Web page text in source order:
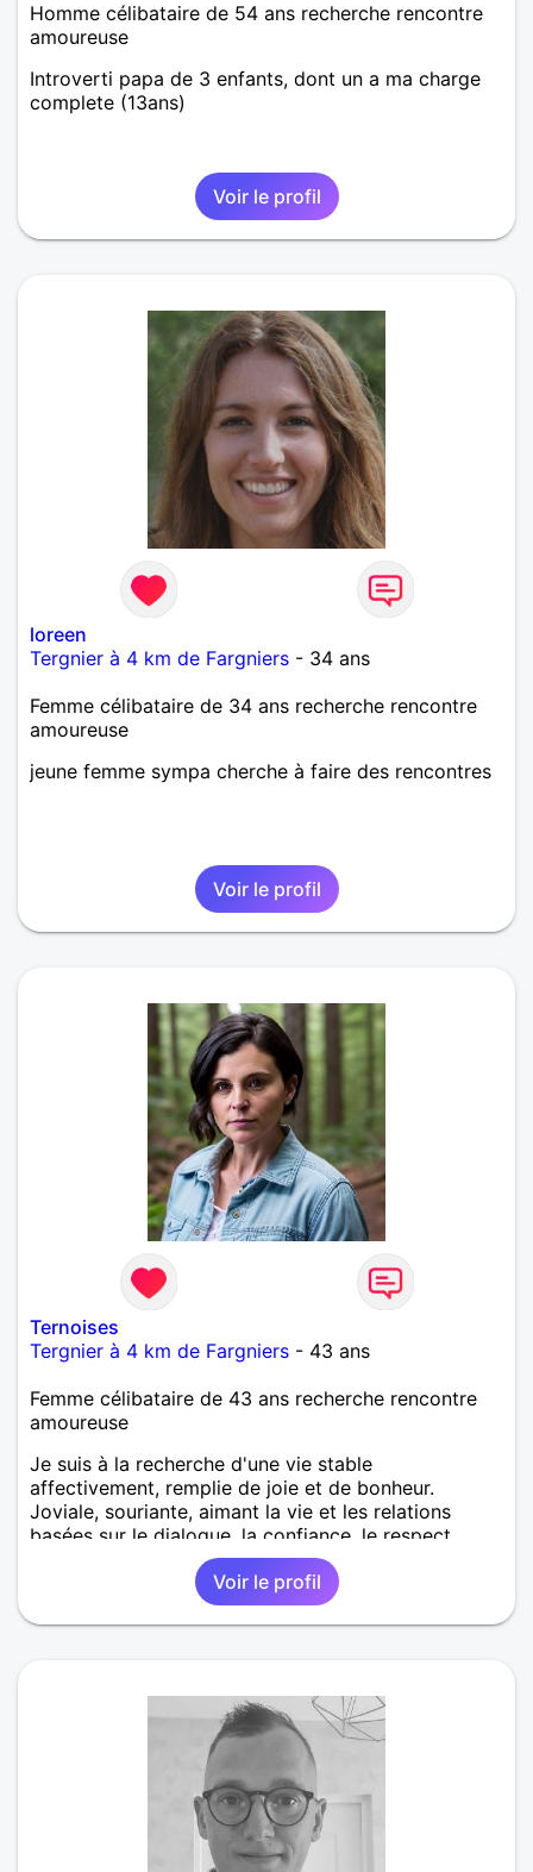
Homme célibataire de 54 ans recherche rencontre
amoureuse
Introverti papa de 3 enfants, dont un a ma charge
complete (13ans)
Voir le profil
loreen
Tergnier à 4 km de Fargniers - 34 ans
Femme célibataire de 34 ans recherche rencontre
amoureuse
jeune femme sympa cherche à faire des rencontres
Voir le profil
Ternoises
Tergnier à 4 km de Fargniers - 43 ans
Femme célibataire de 43 ans recherche rencontre
amoureuse
Je suis à la recherche d'une vie stable
affectivement, remplie de joie et de bonheur.
Joviale, souriante, aimant la vie et les relations
basées sur le dialogue, la confiance, le respect,...
Voir le profil